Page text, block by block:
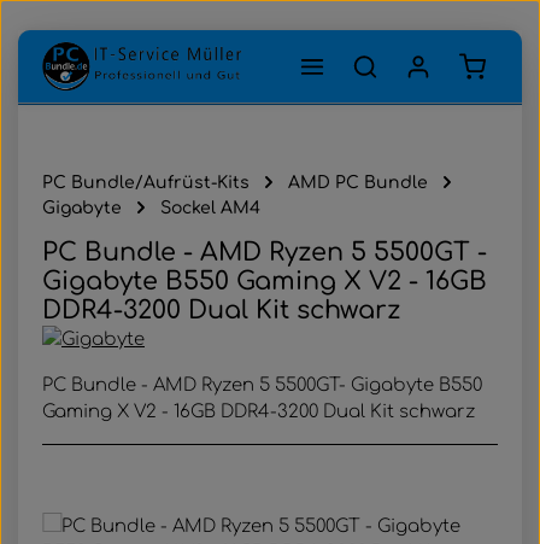
Zum Hauptinhalt springen
PC Bundle/Aufrüst-Kits
AMD PC Bundle
Gigabyte
Sockel AM4
PC Bundle - AMD Ryzen 5 5500GT -
Gigabyte B550 Gaming X V2 - 16GB
DDR4-3200 Dual Kit schwarz
PC Bundle - AMD Ryzen 5 5500GT- Gigabyte B550
Gaming X V2 - 16GB DDR4-3200 Dual Kit schwarz
Bildergalerie überspringen